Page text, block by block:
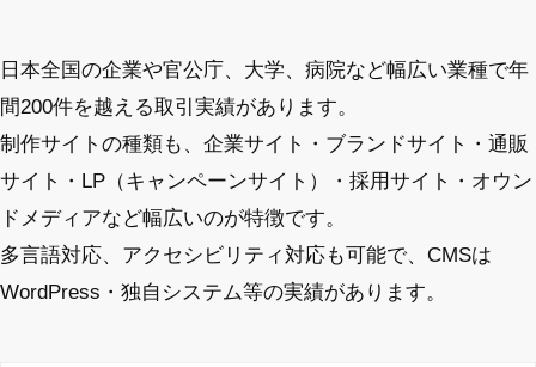
日本全国の企業や官公庁、大学、病院など幅広い業種で年
間200件を越える取引実績があります。
制作サイトの種類も、企業サイト・ブランドサイト・通販
サイト・LP（キャンペーンサイト）・採用サイト・オウン
ドメディアなど幅広いのが特徴です。
多言語対応、アクセシビリティ対応も可能で、CMSは
WordPress・独自システム等の実績があります。